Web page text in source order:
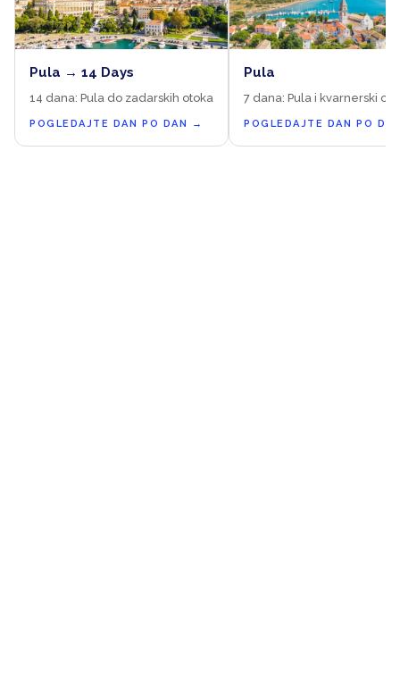
Pula → 14 Days
14 dana: Pula do zadarskih otoka
POGLEDAJTE DAN PO DAN →
Pula
7 dana: Pula i kvarnerski
POGLEDAJTE DAN PO